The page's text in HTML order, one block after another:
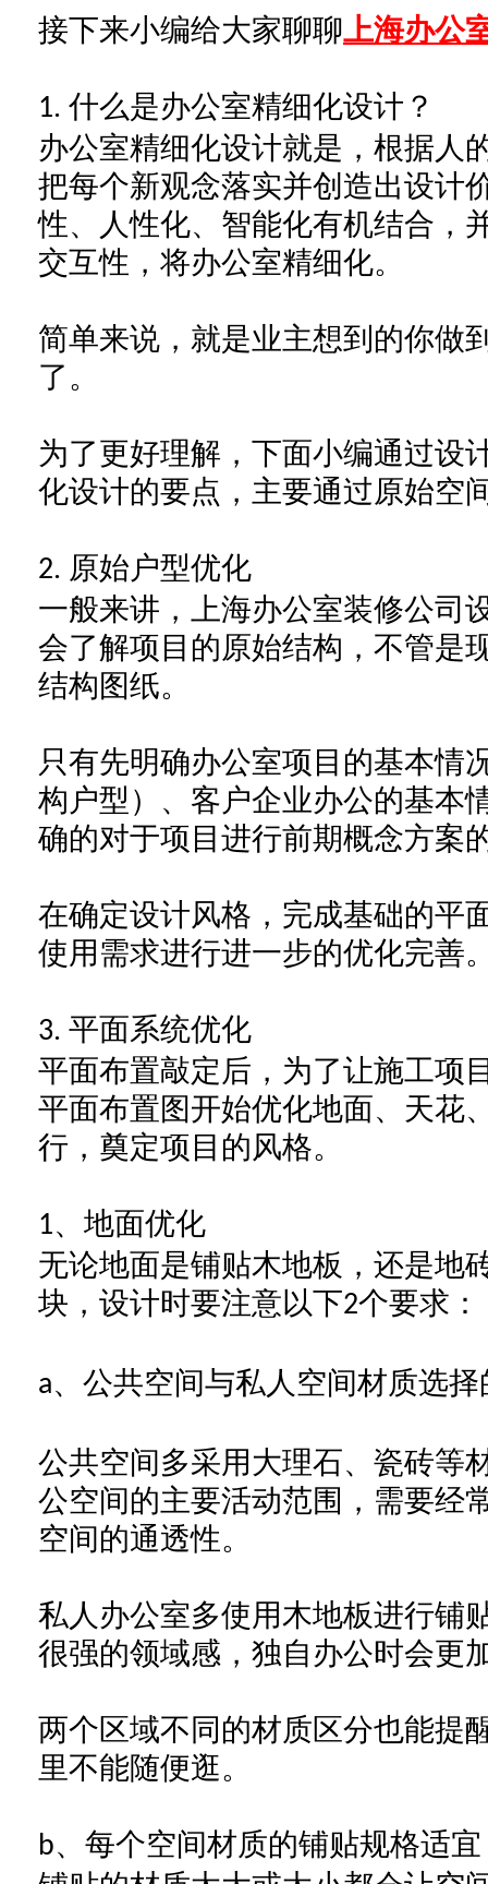
接下来小编给大家聊聊上海办公
1. 什么是办公室精细化设计？
办公室精细化设计就是，根据人
把每个新观念落实并创造出设计
性、人性化、智能化有机结合，
交互性，将办公室精细化。
简单来说，就是业主想到的你做
了。
为了更好理解，下面小编通过设
化设计的要点，主要通过原始空
2. 原始户型优化
一般来讲，上海办公室装修公司
会了解项目的原始结构，不管是
结构图纸。
只有先明确办公室项目的基本情
构户型）、客户企业办公的基本
确的对于项目进行前期概念方案
在确定设计风格，完成基础的平
使用需求进行进一步的优化完善
3. 平面系统优化
平面布置敲定后，为了让施工项
平面布置图开始优化地面、天花
行，奠定项目的风格。
1、地面优化
无论地面是铺贴木地板，还是地
块，设计时要注意以下2个要求：
a、公共空间与私人空间材质选择
公共空间多采用大理石、瓷砖等
公空间的主要活动范围，需要经
空间的通透性。
私人 办公室多使用木地板进行铺
很强的领域感，独自办公时会更
两个区域不同的材质区分也能提
里不能随便逛。
b、每个空间材质的铺贴规格适宜